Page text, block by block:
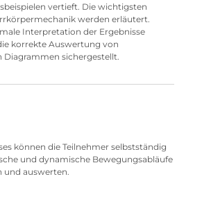
vertieft. Die wichtigsten
werden erläutert.
Interpretation der Ergebnisse
korrekte Auswertung von
sichergestellt.
können die Teilnehmer selbstständig
und dynamische Bewegungsabläufe
und auswerten.